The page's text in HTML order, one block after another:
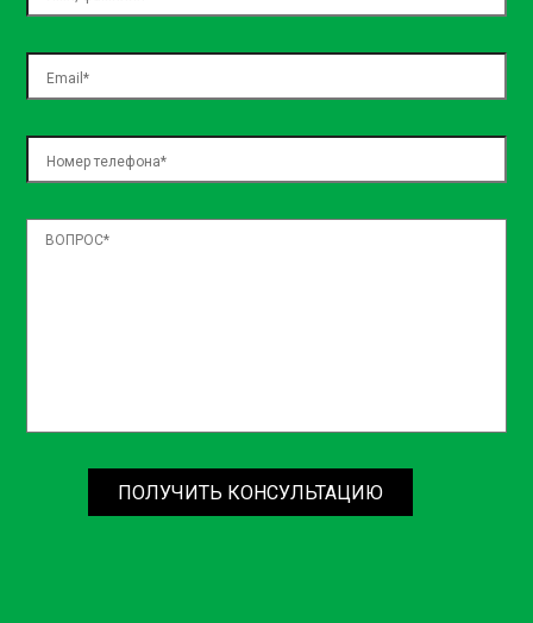
exercitationem blanditiis, voluptatum voluptas expedita
aspernatur, nemo in incidunt? Iste placeat quos repellat?
ПОЛУЧИТЬ КОНСУЛЬТАЦИЮ